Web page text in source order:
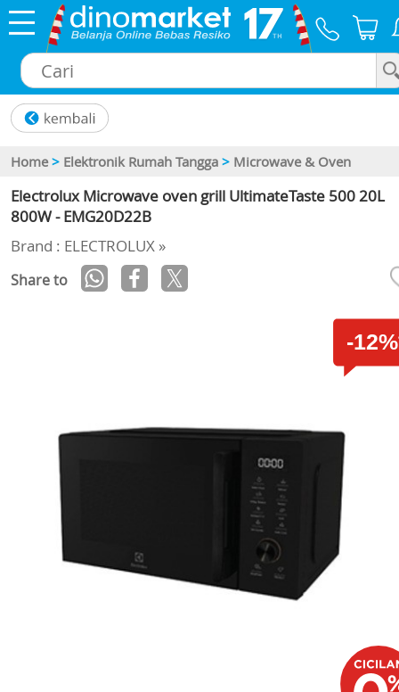
Home > Elektronik Rumah Tangga > Microwave & Oven
Electrolux Microwave oven grill UltimateTaste 500 20L
800W - EMG20D22B
Brand : ELECTROLUX »
Share to
-